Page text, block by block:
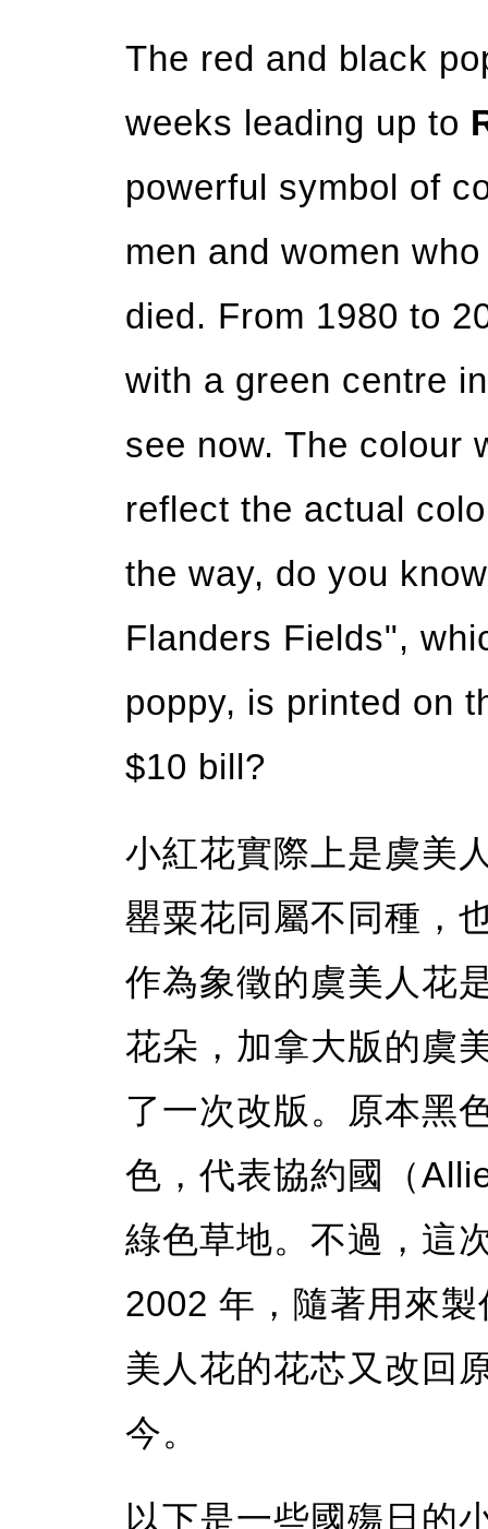
The red and black
weeks leading up to
powerful symbol of
men and women
died. From 1980 to
with a green centre
see now. The colour
reflect the actual
the way, do you
Flanders Fields",
poppy, is printed on
$10 bill?
小紅花實際上是虞美
罌粟花同屬不同種，
作為象徵的虞美人花
花朵，加拿大版的虞
了一次改版。原本黑
色，代表協約國（
綠色草地。不過，這
2002 年，隨著用來
美人花的花芯又改回
今。
以下是一些國殤日的